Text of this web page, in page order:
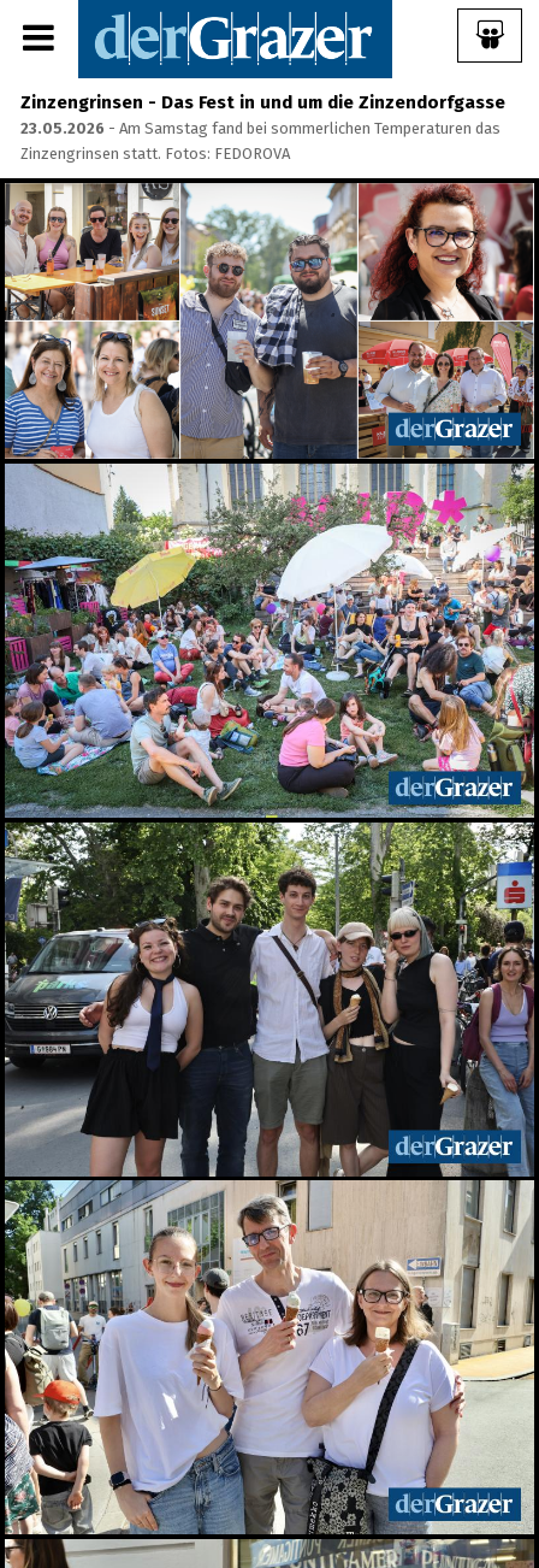
Zinzengrinsen - Das Fest in und um die Zinzendorfgasse
23.05.2026 - Am Samstag fand bei sommerlichen Temperaturen das
Zinzengrinsen statt. Fotos: FEDOROVA
Share Album:
ANMELDEN
IMPRESSUM
Ein Frühstück für die
Annenstraße - Das vierte
Annenfrühstück
22.07.2026
Seit 50 Jahren steht
Starkoch Johann Lafer in
der Küche
22.07.2026
Spiel, Spaß und Lernen in
der Kinderstadt Bibongo
14.07.2026
Die Grüne Nacht des
steirischen Tourismus
09.07.2026
Sommerfest der
Industriellenvereinigung
Steiermark 2026
08.07.2026
WM 2026: Ganz Graz
fieberte mit der
Nationalelf
02.07.2026
Die Innenstadt wurde zum
Laufsteg
29.06.2026
Live aus dem Rathaus:
Das war Wahlsonntag in
Graz 2026, TEIL 2
28.06.2026
Live aus dem Rathaus:
Das war Wahlsonntag in
Graz 2026, TEIL 1
28.06.2026
Pride: Graz feierte bei der
CSD-Parade unterm
Regenbogen
27.06.2026
Das war das sFinks
Sommerfest 2026
27.06.2026
Latin Live am Grazer
Lendplatz
25.06.2026